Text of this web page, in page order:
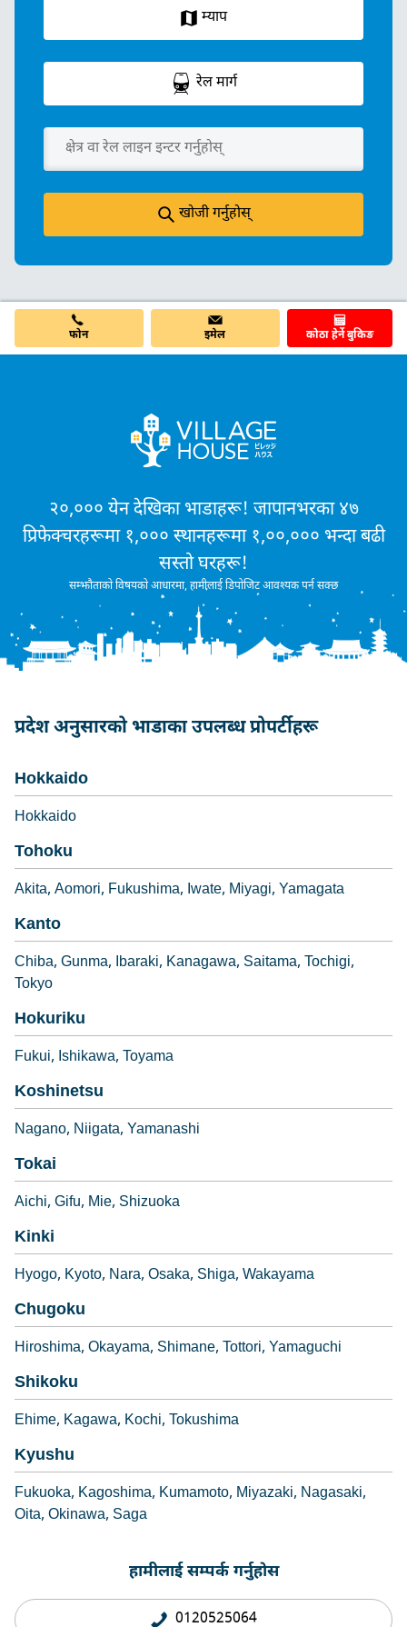
म्याप
रेल मार्ग
खोजी गर्नुहोस्
फोन इमेल कोठा हेर्ने बुकिङ
२०,००० येन देखिका भाडाहरू! जापानभरका ४७
प्रिफेक्चरहरूमा १,००० स्थानहरूमा १,००,००० भन्दा बढी
सस्तो घरहरू!
सम्झौताको विषयको आधारमा, हामीलाई डिपोजिट आवश्यक पर्न सक्छ
प्रदेश अनुसारको भाडाका उपलब्ध प्रोपर्टीहरू
Hokkaido
Hokkaido
Tohoku
Akita Aomori Fukushima Iwate Miyagi Yamagata
Kanto
Chiba Gunma Ibaraki Kanagawa Saitama Tochigi
Tokyo
Hokuriku
Fukui Ishikawa Toyama
Koshinetsu
Nagano Niigata Yamanashi
Tokai
Aichi Gifu Mie Shizuoka
Kinki
Hyogo Kyoto Nara Osaka Shiga Wakayama
Chugoku
Hiroshima Okayama Shimane Tottori Yamaguchi
Shikoku
Ehime Kagawa Kochi Tokushima
Kyushu
Fukuoka Kagoshima Kumamoto Miyazaki Nagasaki
Oita Okinawa Saga
हामीलाई सम्पर्क गर्नुहोस
0120525064